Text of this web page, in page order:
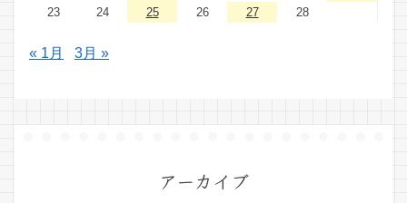
23
24 25 26 27 28
« 1月 3月 »
アーカイブ